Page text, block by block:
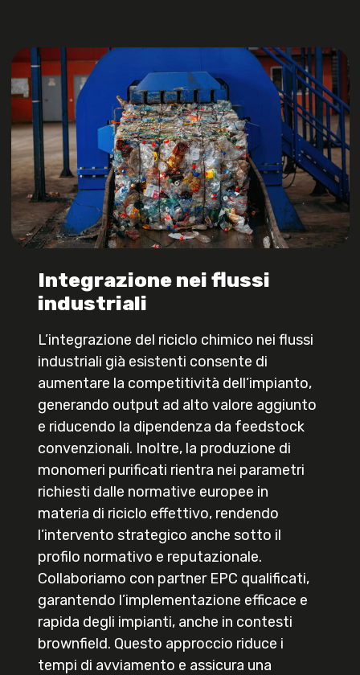
Integrazione nei flussi
industriali
L’integrazione del riciclo chimico nei flussi
industriali già esistenti consente di
aumentare la competitività dell’impianto,
generando output ad alto valore aggiunto
e riducendo la dipendenza da feedstock
convenzionali. Inoltre, la produzione di
monomeri purificati rientra nei parametri
richiesti dalle normative europee in
materia di riciclo effettivo, rendendo
l’intervento strategico anche sotto il
profilo normativo e reputazionale.
Collaboriamo con partner EPC qualificati,
garantendo l’implementazione efficace e
rapida degli impianti, anche in contesti
brownfield. Questo approccio riduce i
tempi di avviamento e assicura una